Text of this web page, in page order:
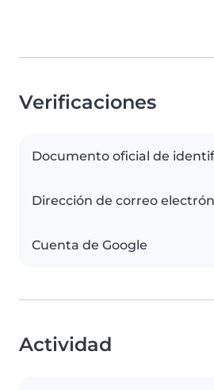
Verificaciones
Documento oficial de
Dirección de correo
Cuenta de Google
Actividad